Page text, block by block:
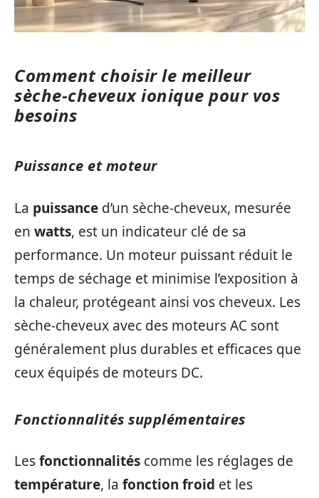
Comment choisir le meilleur
sèche-cheveux ionique pour vos
besoins
Puissance et moteur
La puissance d’un sèche-cheveux, mesurée
en watts, est un indicateur clé de sa
performance. Un moteur puissant réduit le
temps de séchage et minimise l’exposition à
la chaleur, protégeant ainsi vos cheveux. Les
sèche-cheveux avec des moteurs AC sont
généralement plus durables et efficaces que
ceux équipés de moteurs DC.
Fonctionnalités supplémentaires
Lesfonctionnalités comme les réglages de
température, la fonction froid et les